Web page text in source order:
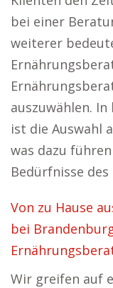
bei einer
weiterer
auszuwählen.
ist die Auswahl
was dazu
Bedürfnisse
Von zu Hause
bei
Wir greifen auf